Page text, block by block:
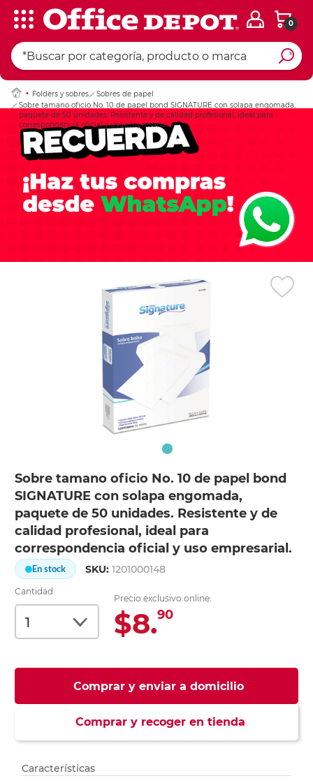
0
Folders y sobres
Sobres de papel
Sobre tamano oficio No. 10 de papel bond SIGNATURE con solapa engomada,
paquete de 50 unidades. Resistente y de calidad profesional, ideal para
correspondencia oficial y uso empresarial.
Sobre tamano oficio No. 10 de papel bond
SIGNATURE con solapa engomada,
paquete de 50 unidades. Resistente y de
calidad profesional, ideal para
correspondencia oficial y uso empresarial.
En stock SKU:1201000148
Cantidad
Precio exclusivo online:
$8.90
Comprar y enviar a domicilio
Comprar y recoger en tienda
Ingresar Codigo
Características